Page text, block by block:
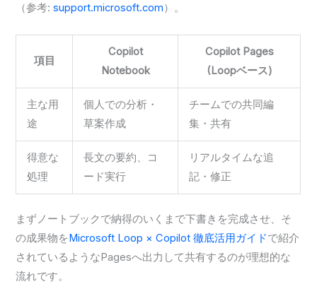
（参考:support.microsoft.com）。
項目
Copilot
Notebook
Copilot Pages
(Loopベース)
主な用
途
個人での分析・
草案作成
チームでの共同編
集・共有
得意な
処理
長文の要約、コ
ード実行
リアルタイムな追
記・修正
まずノートブックで納得のいくまで下書きを完成させ、そ
の成果物をMicrosoft Loop × Copilot 徹底活用ガイドで紹介
されているようなPagesへ出力して共有するのが理想的な
流れです。